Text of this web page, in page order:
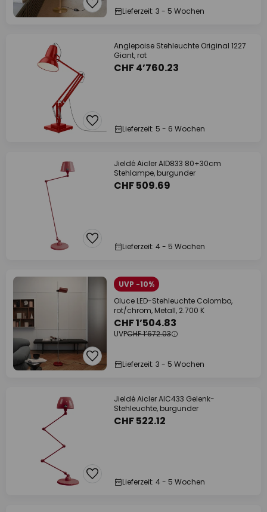
Lieferzeit: 3 - 5 Wochen
Anglepoise Stehleuchte Original 1227
Giant, rot
CHF 4’760.23
Lieferzeit: 5 - 6 Wochen
Jieldé Aicler AID833 80+30cm
Stehlampe, burgunder
CHF 509.69
Lieferzeit: 4 - 5 Wochen
UVP -10%
Oluce LED-Stehleuchte Colombo,
rot/chrom, Metall, 2.700 K
CHF 1’504.83
UVPCHF 1’672.03
Lieferzeit: 3 - 5 Wochen
Jieldé Aicler AIC433 Gelenk-
Stehleuchte, burgunder
CHF 522.12
Lieferzeit: 4 - 5 Wochen